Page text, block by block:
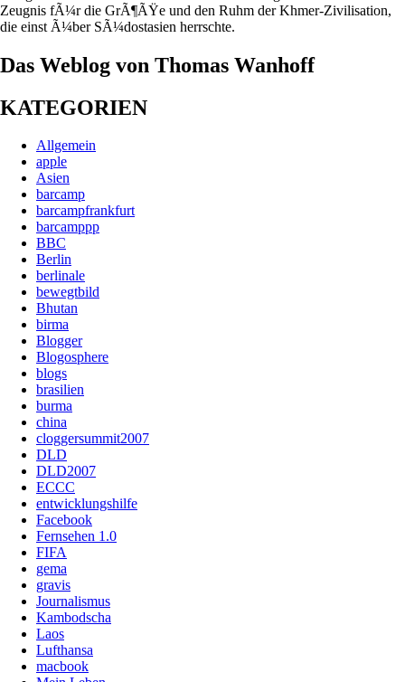
Zeugnis fÃ¼r die GrÃ¶ÃŸe und den Ruhm der Khmer-Zivilisation,
die einst Ã¼ber SÃ¼dostasien herrschte.
Das Weblog von Thomas Wanhoff
KATEGORIEN
Allgemein
apple
Asien
barcamp
barcampfrankfurt
barcamppp
BBC
Berlin
berlinale
bewegtbild
Bhutan
birma
Blogger
Blogosphere
blogs
brasilien
burma
china
cloggersummit2007
DLD
DLD2007
ECCC
entwicklungshilfe
Facebook
Fernsehen 1.0
FIFA
gema
gravis
Journalismus
Kambodscha
Laos
Lufthansa
macbook